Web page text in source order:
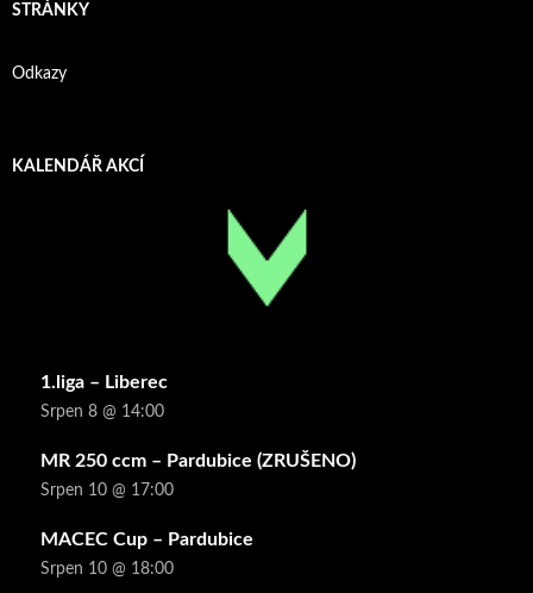
STRÁNKY
Odkazy
KALENDÁŘ AKCÍ
1.liga – Liberec
Srpen 8 @ 14:00
MR 250 ccm – Pardubice (ZRUŠENO)
Srpen 10 @ 17:00
MACEC Cup – Pardubice
Srpen 10 @ 18:00